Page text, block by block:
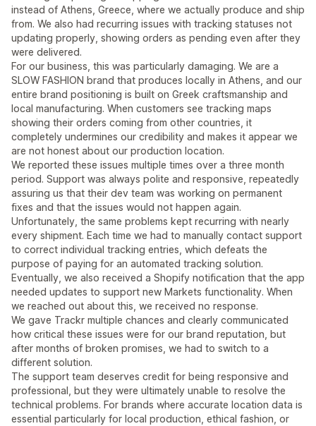
instead of Athens, Greece, where we actually produce and ship
from. We also had recurring issues with tracking statuses not
updating properly, showing orders as pending even after they
were delivered.
For our business, this was particularly damaging. We are a
SLOW FASHION brand that produces locally in Athens, and our
entire brand positioning is built on Greek craftsmanship and
local manufacturing. When customers see tracking maps
showing their orders coming from other countries, it
completely undermines our credibility and makes it appear we
are not honest about our production location.
We reported these issues multiple times over a three month
period. Support was always polite and responsive, repeatedly
assuring us that their dev team was working on permanent
fixes and that the issues would not happen again.
Unfortunately, the same problems kept recurring with nearly
every shipment. Each time we had to manually contact support
to correct individual tracking entries, which defeats the
purpose of paying for an automated tracking solution.
Eventually, we also received a Shopify notification that the app
needed updates to support new Markets functionality. When
we reached out about this, we received no response.
We gave Trackr multiple chances and clearly communicated
how critical these issues were for our brand reputation, but
after months of broken promises, we had to switch to a
different solution.
The support team deserves credit for being responsive and
professional, but they were ultimately unable to resolve the
technical problems. For brands where accurate location data is
essential particularly for local production, ethical fashion, or